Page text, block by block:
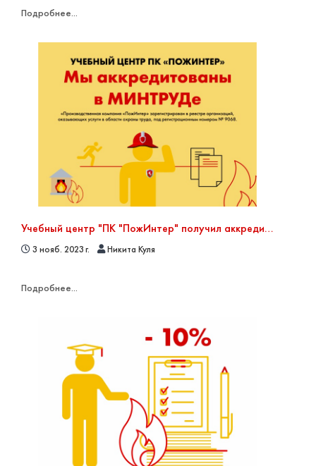
Подробнее...
Учебный центр "ПК "ПожИнтер" получил аккредитацию по Охране труда
3 нояб. 2023 г. Никита Куля
Подробнее...